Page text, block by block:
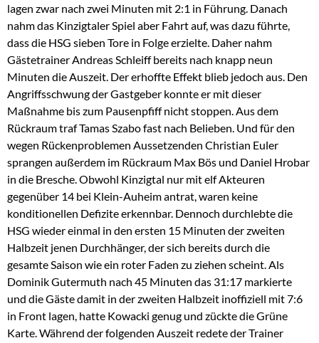
lagen zwar nach zwei Minuten mit 2:1 in Führung. Danach
nahm das Kinzigtaler Spiel aber Fahrt auf, was dazu führte,
dass die HSG sieben Tore in Folge erzielte. Daher nahm
Gästetrainer Andreas Schleiff bereits nach knapp neun
Minuten die Auszeit. Der erhoffte Effekt blieb jedoch aus. Den
Angriffsschwung der Gastgeber konnte er mit dieser
Maßnahme bis zum Pausenpfiff nicht stoppen. Aus dem
Rückraum traf Tamas Szabo fast nach Belieben. Und für den
wegen Rückenproblemen Aussetzenden Christian Euler
sprangen außerdem im Rückraum Max Bös und Daniel Hrobar
in die Bresche. Obwohl Kinzigtal nur mit elf Akteuren
gegenüber 14 bei Klein-Auheim antrat, waren keine
konditionellen Defizite erkennbar. Dennoch durchlebte die
HSG wieder einmal in den ersten 15 Minuten der zweiten
Halbzeit jenen Durchhänger, der sich bereits durch die
gesamte Saison wie ein roter Faden zu ziehen scheint. Als
Dominik Gutermuth nach 45 Minuten das 31:17 markierte
und die Gäste damit in der zweiten Halbzeit inoffiziell mit 7:6
in Front lagen, hatte Kowacki genug und zückte die Grüne
Karte. Während der folgenden Auszeit redete der Trainer